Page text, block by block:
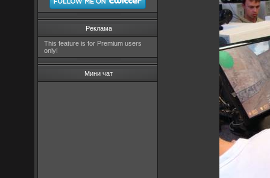
Реклама
This feature is for Premium users
only!
Мини чат